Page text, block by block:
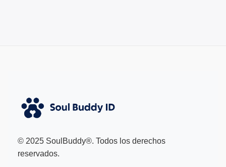
© 2025 SoulBuddy®. Todos los derechos
reservados.